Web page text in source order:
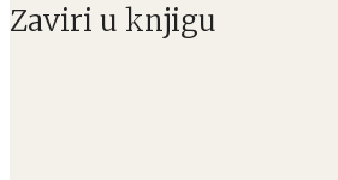
Zaviri u knjigu